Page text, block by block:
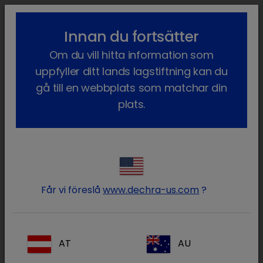
lock_outline search menu
Receptbelagda läkemedel Sedadex
Innan du fortsätter
Om du vill hitta information som
uppfyller ditt lands lagstiftning kan du
gå till en webbplats som matchar din
plats.
Får vi föreslåwww.dechra-us.com ?
AT AU